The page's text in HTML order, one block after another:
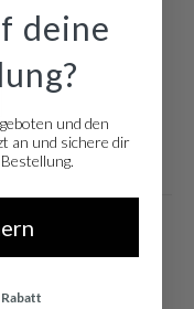
mit der Zeit!
deine
und den
an und sichere dir